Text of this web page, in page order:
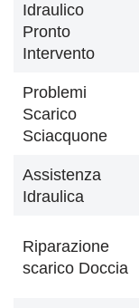
Idraulico
Pronto
Intervento
Problemi
Scarico
Sciacquone
Assistenza
Idraulica
Riparazione
scarico Doccia